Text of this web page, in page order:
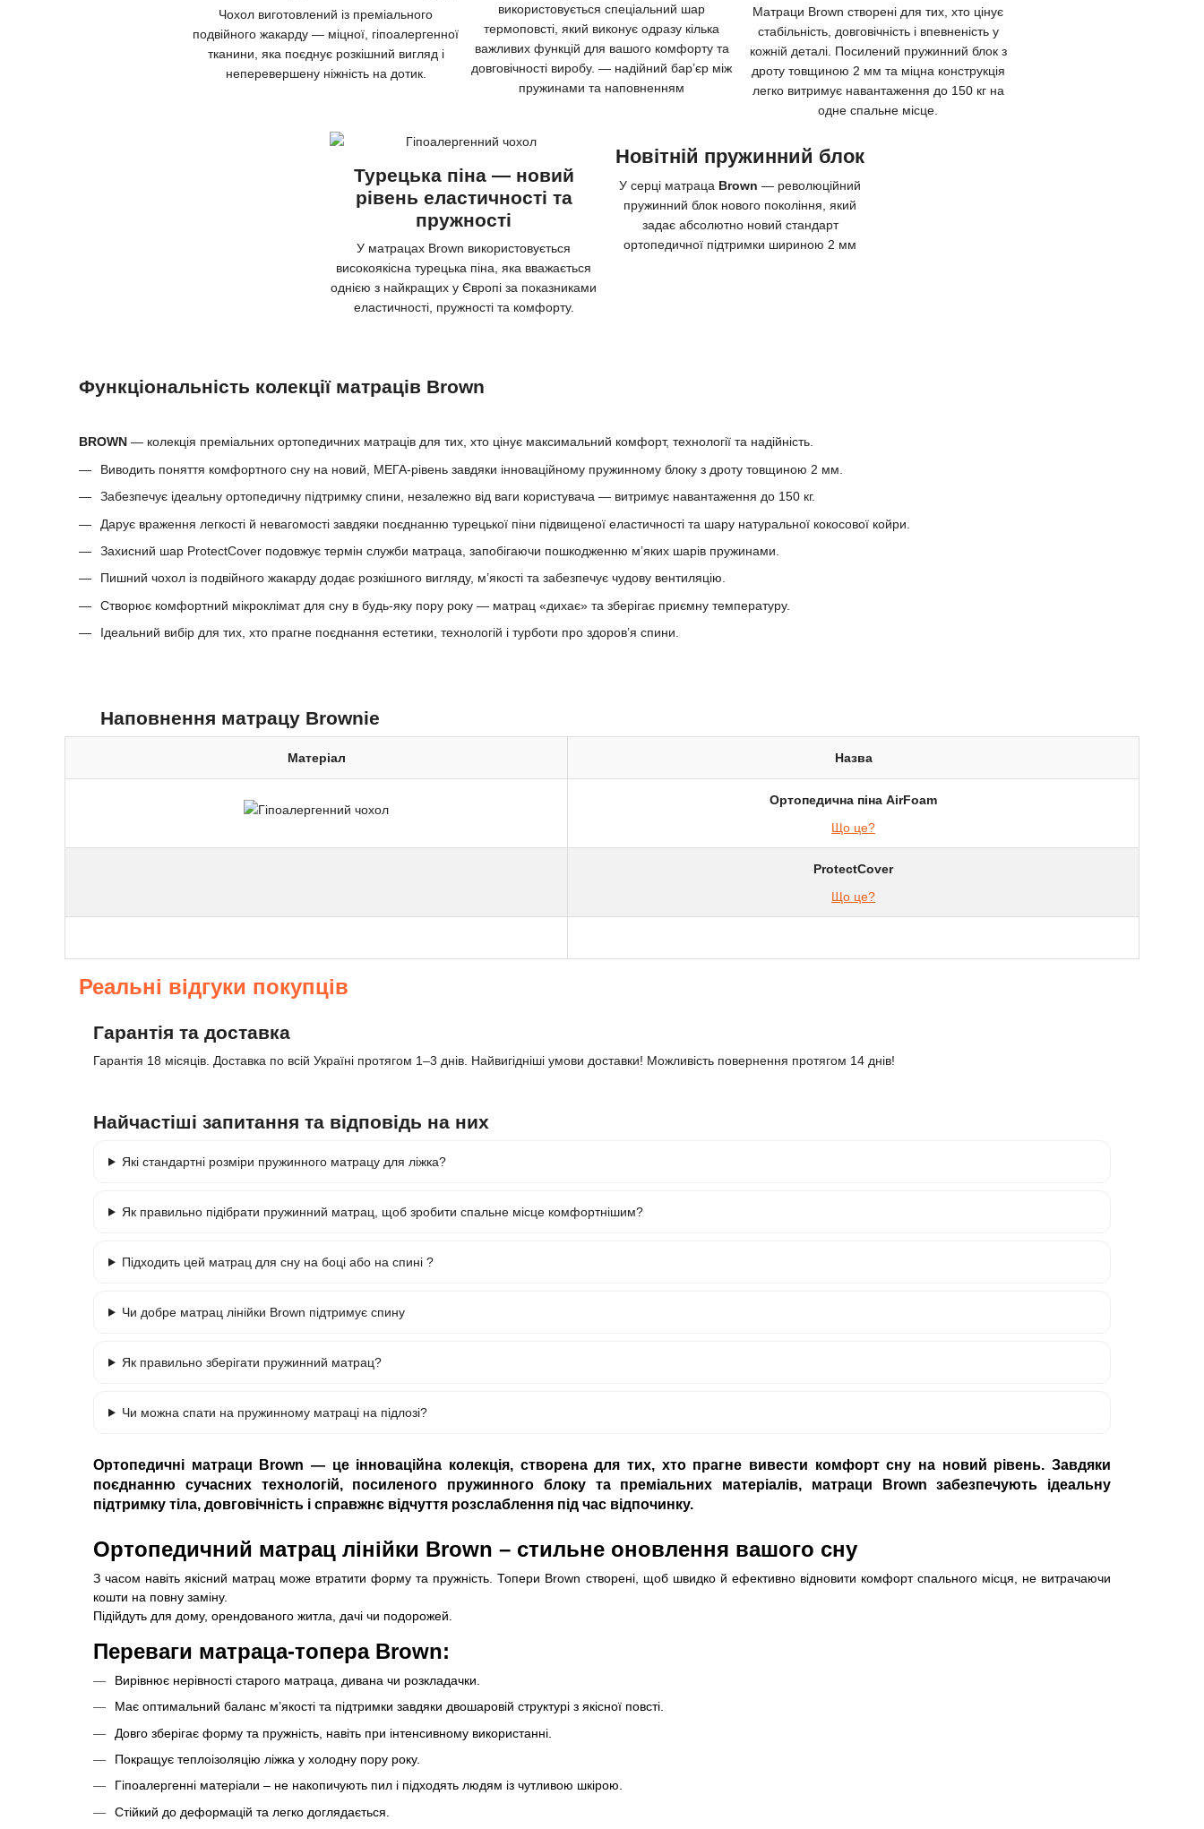
Чохол виготовлений із преміального
подвійного жакарду — міцної, гіпоалергенної
тканини, яка поєднує розкішний вигляд і
неперевершену ніжність на дотик.
використовується спеціальний шар
термоповсті, який виконує одразу кілька
важливих функцій для вашого комфорту та
довговічності виробу. — надійний бар’єр між
пружинами та наповненням
Матраци Brown створені для тих, хто цінує
стабільність, довговічність і впевненість у
кожній деталі. Посилений пружинний блок з
дроту товщиною 2 мм та міцна конструкція
легко витримує навантаження до 150 кг на
одне спальне місце.
Турецька піна — новий
рівень еластичності та
пружності
У матрацах Brown використовується
високоякісна турецька піна, яка вважається
однією з найкращих у Європі за показниками
еластичності, пружності та комфорту.
Новітній пружинний блок
У серці матраца Brown— революційний
пружинний блок нового покоління, який
задає абсолютно новий стандарт
ортопедичної підтримки шириною 2 мм
Функціональність колекції матраців Brown
BROWN — колекція преміальних ортопедичних матраців для тих, хто цінує максимальний комфорт, технології та надійність.
Виводить поняття комфортного сну на новий, МЕГА-рівень завдяки інноваційному пружинному блоку з дроту товщиною 2 мм.
Забезпечує ідеальну ортопедичну підтримку спини, незалежно від ваги користувача — витримує навантаження до 150 кг.
Дарує враження легкості й невагомості завдяки поєднанню турецької піни підвищеної еластичності та шару натуральної кокосової койри.
Захисний шар ProtectCover подовжує термін служби матраца, запобігаючи пошкодженню м’яких шарів пружинами.
Пишний чохол із подвійного жакарду додає розкішного вигляду, м’якості та забезпечує чудову вентиляцію.
Створює комфортний мікроклімат для сну в будь-яку пору року — матрац «дихає» та зберігає приємну температуру.
Ідеальний вибір для тих, хто прагне поєднання естетики, технологій і турботи про здоров’я спини.
Наповнення матрацу Brownie
Матеріал Назва
Ортопедична піна AirFoam
Що це?
ProtectCover
Що це?
Реальні відгуки покупців
Гарантія та доставка
Гарантія 18 місяців. Доставка по всій Україні протягом 1–3 днів. Найвигідніші умови доставки! Можливість повернення протягом 14 днів!
Найчастіші запитання та відповідь на них
Які стандартні розміри пружинного матрацу для ліжка?
Як правильно підібрати пружинний матрац, щоб зробити спальне місце комфортнішим?
Підходить цей матрац для сну на боці або на спині ?
Чи добре матрац лінійки Brown підтримує спину
Як правильно зберігати пружинний матрац?
Чи можна спати на пружинному матраці на підлозі?
Ортопедичні матраци Brown— це інноваційна колекція, створена для тих, хто прагне вивести комфорт сну на новий рівень. Завдяки
поєднанню сучасних технологій, посиленого пружинного блоку та преміальних матеріалів, матраци Brown забезпечують ідеальну
підтримку тіла, довговічність і справжнє відчуття розслаблення під час відпочинку.
Ортопедичний матрац лінійки Brown – стильне оновлення вашого сну
З часом навіть якісний матрац може втратити форму та пружність. Топери Brown створені, щоб швидко й ефективно відновити комфорт спального місця, не витрачаючи
кошти на повну заміну.
Підійдуть для дому, орендованого житла, дачі чи подорожей.
Переваги матраца-топера Brown:
Вирівнює нерівності старого матраца, дивана чи розкладачки.
Має оптимальний баланс м’якості та підтримки завдяки двошаровій структурі з якісної повсті.
Довго зберігає форму та пружність, навіть при інтенсивному використанні.
Покращує теплоізоляцію ліжка у холодну пору року.
Гіпоалергенні матеріали – не накопичують пил і підходять людям із чутливою шкірою.
Стійкий до деформацій та легко доглядається.